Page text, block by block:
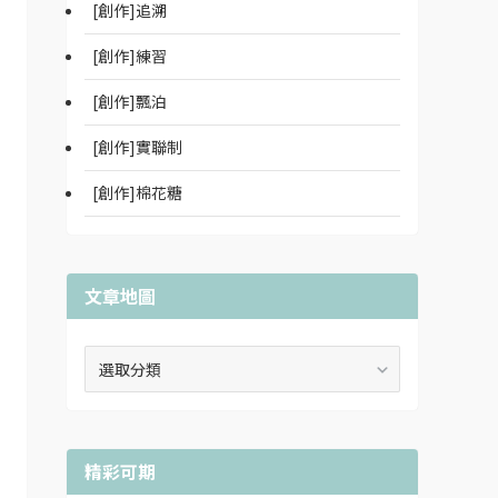
[創作]追溯
[創作]練習
[創作]飄泊
[創作]實聯制
[創作]棉花糖
文章地圖
精彩可期